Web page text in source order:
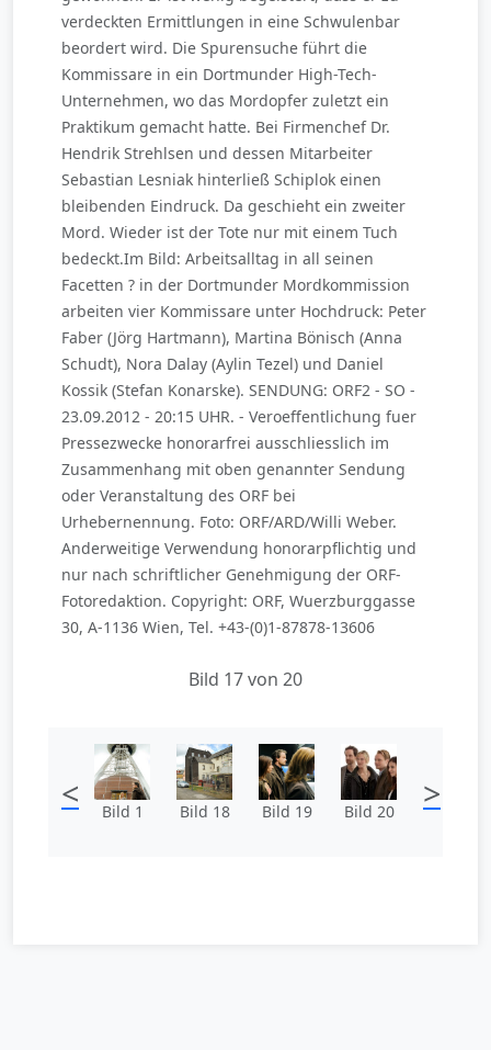
verdeckten Ermittlungen in eine Schwulenbar
beordert wird. Die Spurensuche führt die
Kommissare in ein Dortmunder High-Tech-
Unternehmen, wo das Mordopfer zuletzt ein
Praktikum gemacht hatte. Bei Firmenchef Dr.
Hendrik Strehlsen und dessen Mitarbeiter
Sebastian Lesniak hinterließ Schiplok einen
bleibenden Eindruck. Da geschieht ein zweiter
Mord. Wieder ist der Tote nur mit einem Tuch
bedeckt.Im Bild: Arbeitsalltag in all seinen
Facetten ? in der Dortmunder Mordkommission
arbeiten vier Kommissare unter Hochdruck: Peter
Faber (Jörg Hartmann), Martina Bönisch (Anna
Schudt), Nora Dalay (Aylin Tezel) und Daniel
Kossik (Stefan Konarske). SENDUNG: ORF2 - SO -
23.09.2012 - 20:15 UHR. - Veroeffentlichung fuer
Pressezwecke honorarfrei ausschliesslich im
Zusammenhang mit oben genannter Sendung
oder Veranstaltung des ORF bei
Urhebernennung. Foto: ORF/ARD/Willi Weber.
Anderweitige Verwendung honorarpflichtig und
nur nach schriftlicher Genehmigung der ORF-
Fotoredaktion. Copyright: ORF, Wuerzburggasse
30, A-1136 Wien, Tel. +43-(0)1-87878-13606
Bild 17 von 20
< Bild 1 Bild 18 Bild 19 Bild 20 >